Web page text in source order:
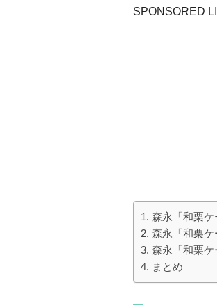
SPONSORED
森永「和栗ケ
森永「和栗ケ
森永「和栗ケ
まとめ